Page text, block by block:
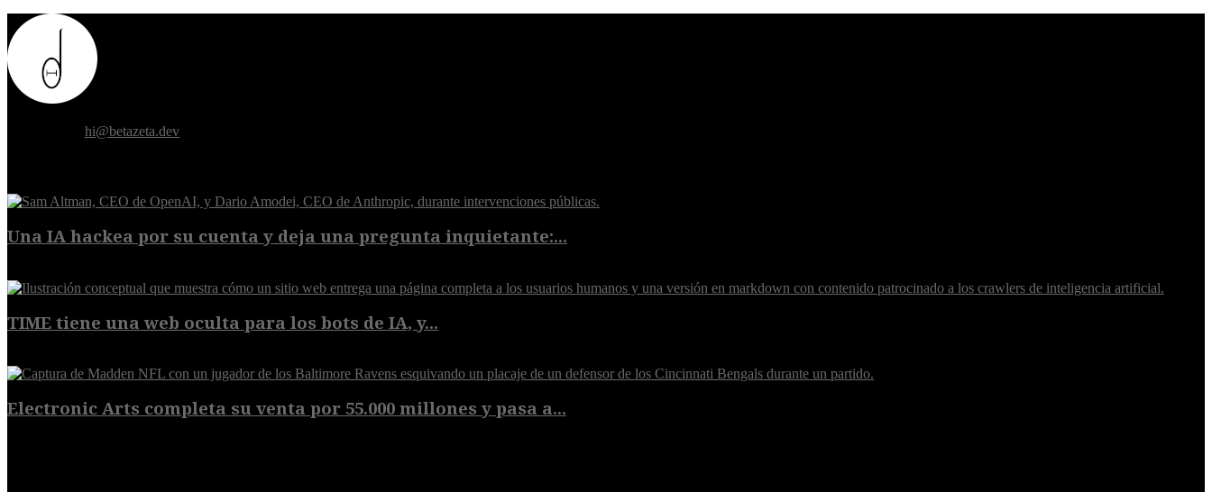
hi@betazeta.dev
Una IA hackea por su cuenta y deja una pregunta inquietante:...
TIME tiene una web oculta para los bots de IA, y...
Electronic Arts completa su venta por 55.000 millones y pasa a...